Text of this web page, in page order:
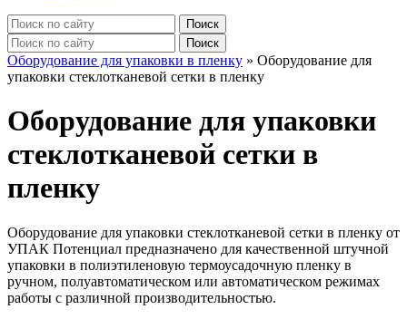
Оборудование для упаковки в пленку » Оборудование для
упаковки стеклотканевой сетки в пленку
Оборудование для упаковки
стеклотканевой сетки в
пленку
Оборудование для упаковки стеклотканевой сетки в пленку от
УПАК Потенциал предназначено для качественной штучной
упаковки в полиэтиленовую термоусадочную пленку в
ручном, полуавтоматическом или автоматическом режимах
работы с различной производительностью.